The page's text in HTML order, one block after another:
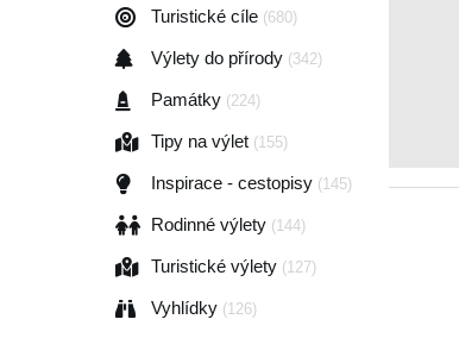
Turistické cíle (680)
Výlety do přírody (342)
Památky (224)
Tipy na výlet (155)
Inspirace - cestopisy (145)
Rodinné výlety (144)
Turistické výlety (127)
Vyhlídky (126)